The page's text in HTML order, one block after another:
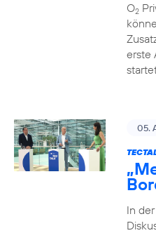
O2
erste
05.
In